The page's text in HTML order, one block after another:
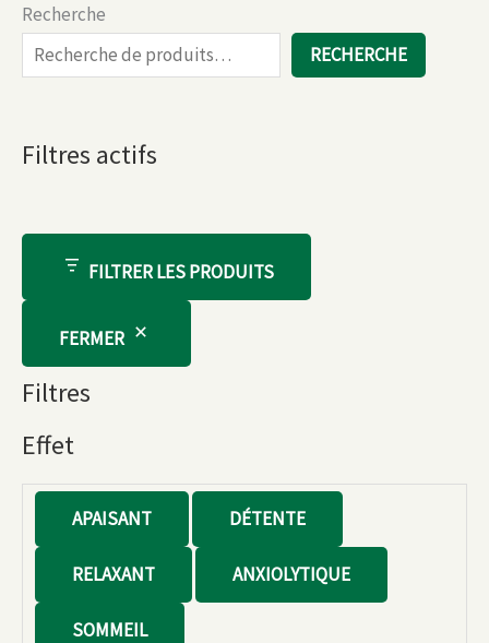
Recherche
RECHERCHE
Filtres actifs
FILTRER LES PRODUITS
FERMER
Filtres
Effet
f
APAISANT DÉTENTE
RELAXANT ANXIOLYTIQUE
SOMMEIL